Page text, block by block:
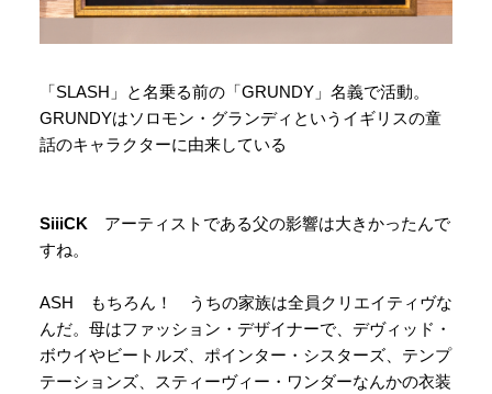
「SLASH」と名乗る前の「GRUNDY」名義で活動。
GRUNDYはソロモン・グランディというイギリスの童
話のキャラクターに由来している
SiiiCK アーティストである父の影響は大きかったんで
すね。
ASH もちろん！ うちの家族は全員クリエイティヴな
んだ。母はファッション・デザイナーで、デヴィッド・
ボウイやビートルズ、ポインター・シスターズ、テンプ
テーションズ、スティーヴィー・ワンダーなんかの衣装